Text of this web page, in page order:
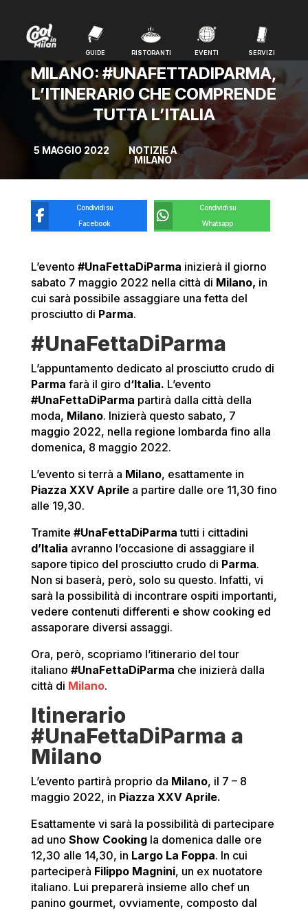
GUIDE RISTORANTI EVENTI SERVIZI
GUIDE RISTORANTI EVENTI SERVIZI
MILANO: #UNAFETTADIPARMA,
L’ITINERARIO CHE COMPRENDE
TUTTA L’ITALIA
5 MAGGIO 2022
NOTIZIE A
MILANO
Condividi su
Facebook
Condividi su
Whatsapp
L’evento #UnaFettaDiParma inizierà il giorno
sabato 7 maggio 2022 nella città di Milano, in
cui sarà possibile assaggiare una fetta del
prosciutto di Parma.
#UnaFettaDiParma
L’appuntamento dedicato al prosciutto crudo di
Parma farà il giro d‘Italia. L’evento
#UnaFettaDiParma partirà dalla città della
moda, Milano. Inizierà questo sabato, 7
maggio 2022, nella regione lombarda fino alla
domenica, 8 maggio 2022.
L’evento si terrà a Milano, esattamente in
Piazza XXV Aprilea partire dalle ore 11,30 fino
alle 19,30.
Tramite #UnaFettaDiParma tutti i cittadini
d’Italia avranno l’occasione di assaggiare il
sapore tipico del prosciutto crudo di Parma.
Non si baserà, però, solo su questo. Infatti, vi
sarà la possibilità di incontrare ospiti importanti,
vedere contenuti differenti e show cooking ed
assaporare diversi assaggi.
Ora, però, scopriamo l’itinerario del tour
italiano #UnaFettaDiParma che inizierà dalla
città di Milano.
Itinerario
#UnaFettaDiParma a
Milano
L’evento partirà proprio da Milano, il 7 – 8
maggio 2022, in Piazza XXV Aprile.
Esattamente vi sarà la possibilità di partecipare
ad uno Show Cookingla domenica dalle ore
12,30 alle 14,30, in Largo La Foppa. In cui
parteciperà Filippo Magnini, un ex nuotatore
italiano. Lui preparerà insieme allo chef un
panino gourmet, ovviamente, composto dal